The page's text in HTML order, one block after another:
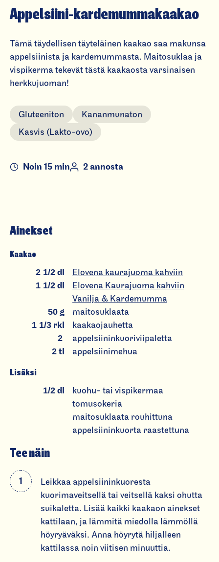
p
si
in
i-
k
r
d
e
u
a
k
Appelsiini-kar­de­mum­ma­kaakao
Tämä täydellisen täyteläinen kaakao saa makunsa
appelsiinista ja kardemummasta. Maitosuklaa ja
vispikerma tekevät tästä kaakaosta varsinaisen
herkkujuoman!
Gluteeniton
Kananmunaton
Kasvis (Lakto-ovo)
Noin 15 min 2 annosta
Ainekset
Kaakao
2 1/2 dl Elovena kaurajuoma kahviin
1 1/2 dl
Elovena Kaurajuoma kahviin
Vanilja & Kardemumma
50 g maitosuklaata
1 1/3 rkl kaakaojauhetta
2 appelsiininkuoriviipaletta
2 tl appelsiinimehua
Lisäksi
1/2 dl
kuohu- tai vispikermaa
tomusokeria
maitosuklaata rouhittuna
appelsiininkuorta raastettuna
Tee näin
Leikkaa appelsiininkuoresta
kuorimaveitsellä tai veitsellä kaksi ohutta
suikaletta. Lisää kaikki kaakaon ainekset
kattilaan, ja lämmitä miedolla lämmöllä
höyryäväksi. Anna höyrytä hiljalleen
kattilassa noin viitisen minuuttia.